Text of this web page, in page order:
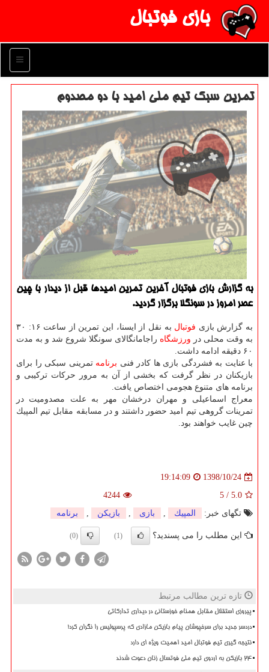
بازی فوتبال
منو
تمرین سبك تیم ملی امید با دو مصدوم
به گزارش بازی فوتبال آخرین تمرین امیدها قبل از دیدار با چین
عصر امروز در سونگلا برگزار گردید.
به گزارش بازی فوتبال
به نقل از ایسنا، این تمرین از ساعت ۱۶: ۳۰
به وقت محلی در ورزشگاه راجامانگالای سونگلا شروع شد و به مدت
۶۰ دقیقه ادامه داشت.
با عنایت به فشردگی بازی ها كادر فنی برنامه تمرینی سبكی را برای
بازیكنان در نظر گرفت كه بخشی از آن به مرور حركات تركیبی و
برنامه های متنوع هجومی اختصاص یافت.
معراج اسماعیلی و مهران درخشان مهر به علت مصدومیت در
تمرینات گروهی تیم امید حضور داشتند و در مسابقه مقابل تیم المپیك
چین غایب خواهند بود.
1398/10/24
19:14:09
5.0
/
5
4244
تگهای خبر:
المپیك , بازی , بازیكن , برنامه
این مطلب را می پسندید؟ (1)
(0)
تازه ترین مطالب مرتبط
پیروزی استقلال مقابل همنام خوزستانی در دیداری تدارکاتی
دردسر جدید برای سرخپوشان پیام بازیکن مازادی که پرسپولیس را نگران کرد!
نتیجه گیری تیم فوتبال امید اهمیت ویژه ای دارد
۲۴ بازیکن به اردوی تیم ملی فوتسال زنان دعوت شدند